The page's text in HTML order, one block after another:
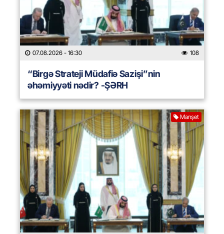
07.08.2026 - 16:30 108
“Birgə Strateji Müdafiə Sazişi”nin
əhəmiyyəti nədir? -ŞƏRH
Manşet